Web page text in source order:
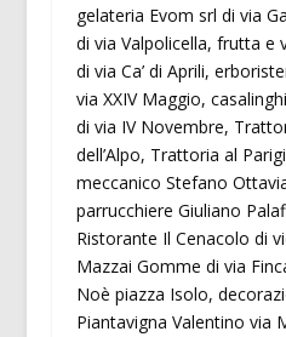
gelateria Evom srl di via
di via Valpolicella, frutta e
di via Ca’ di Aprili,
via XXIV Maggio,
di via IV Novembre,
dell’Alpo, Trattoria al
meccanico Stefano
parrucchiere Giuliano
Ristorante Il Cenacolo di
Mazzai Gomme di via
Noè piazza Isolo,
Piantavigna Valentino via